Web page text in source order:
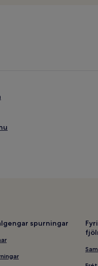
– hótel í
spurningar